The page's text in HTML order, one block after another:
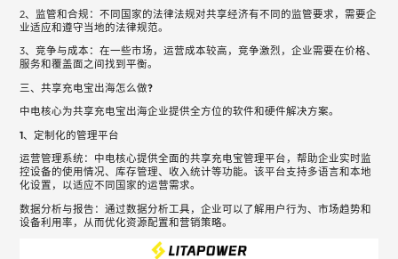
2、监管和合规：不同国家的法律法规对共享经济有不同的监管要求，需要企
业适应和遵守当地的法律规范。
3、竞争与成本：在一些市场，运营成本较高，竞争激烈，企业需要在价格、
服务和覆盖面之间找到平衡。
三、共享充电宝出海怎么做?
中电核心为共享充电宝出海企业提供全方位的软件和硬件解决方案。
1、定制化的管理平台
运营管理系统：中电核心提供全面的共享充电宝管理平台，帮助企业实时监
控设备的使用情况、库存管理、收入统计等功能。该平台支持多语言和本地
化设置，以适应不同国家的运营需求。
数据分析与报告：通过数据分析工具，企业可以了解用户行为、市场趋势和
设备利用率，从而优化资源配置和营销策略。